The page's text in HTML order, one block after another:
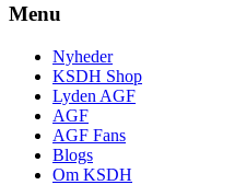
Menu
Nyheder
KSDH Shop
Lyden AGF
AGF
AGF Fans
Blogs
Om KSDH